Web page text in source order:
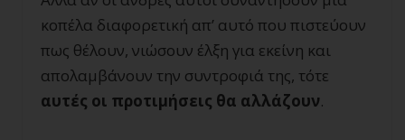
κοπέλα διαφορετική απ’ αυτό που πιστεύουν
πως θέλουν, νιώσουν έλξη για εκείνη και
απολαμβάνουν την συντροφιά της, τότε
αυτές οι προτιμήσεις θα αλλάζουν.